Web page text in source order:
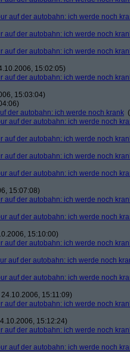
auf der autobahn: ich werde noch
auf der autobahn: ich werde noch
auf der autobahn: ich werde noch
15:02:05)
auf der autobahn: ich werde noch
15:03:04)
der autobahn: ich werde noch krank (
auf der autobahn: ich werde noch
auf der autobahn: ich werde noch
auf der autobahn: ich werde noch
auf der autobahn: ich werde noch
15:07:08)
auf der autobahn: ich werde noch
auf der autobahn: ich werde noch
15:10:00)
auf der autobahn: ich werde noch
auf der autobahn: ich werde noch
auf der autobahn: ich werde noch
15:11:09)
auf der autobahn: ich werde noch
15:12:24)
auf der autobahn: ich werde noch
auf der autobahn: ich werde noch